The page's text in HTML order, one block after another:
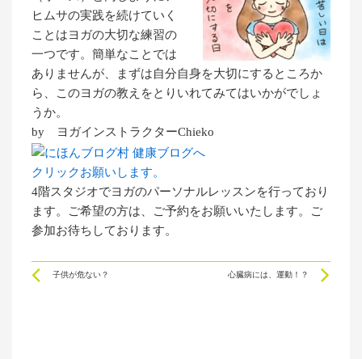
ヒムサの実践を続けていく
ことはヨガの大切な練習の
一つです。簡単なことでは
ありませんが、まずは自分自身を大切にするところか
ら、このヨガの教えをとりいれてみてはいかがでしょ
うか。
by ヨガインストラクターChieko
クリックお願いします。
4階スタジオでヨガのパーソナルレッスンを行っており
ます。ご希望の方は、ご予約をお願いいたします。ご
参加お待ちしております。
Prev
子供が危ない？ 心臓病には、運動！？